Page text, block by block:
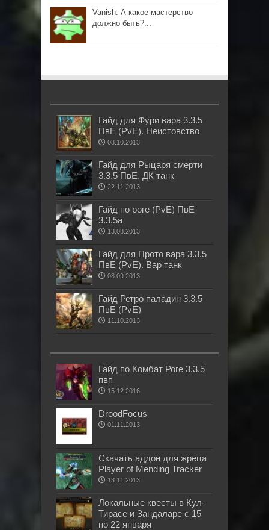
Vanish: А какое мастерство
должно быть?...
Гайд для Фури вара 3.3.5
ПвЕ (PvE). Неистовство
08.10.2013
Гайд для Рыцаря смерти
3.3.5 ПвЕ. ДК танк
22.11.2013
Гайд по роге (PvE) ПвЕ
3.3.5а
13.08.2013
Гайд для Прото вара 3.3.5
ПвЕ (PvE). Вар танк
08.09.2013
Гайд Ретро паладин 3.3.5
ПвЕ (PvE)
11.10.2013
Гайд по Комбат Роге 3.3.5
пвп
15.12.2016
DroodFocus
01.11.2013
Скачать аддон для жреца
Player of Mending Tracker
13.11.2013
Локальные квесты в Кул-
Тирасе и Зандаларе с 15
по 22 января